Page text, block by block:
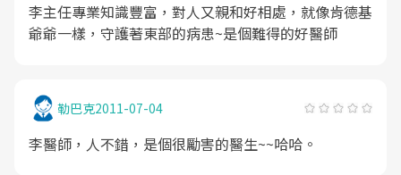
李主任專業知識豐富，對人又親和好相處，就像肯德基
爺爺一樣，守護著東部的病患~是個難得的好醫師
勒巴克2011-07-04
李醫師，人不錯，是個很勵害的醫生~~哈哈。